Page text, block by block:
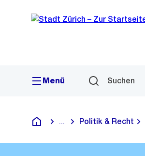
Navigation
Sprunglink
Menü Suchen
Deutsch
Blende alle Breadcrumbs ein
Politik & Recht